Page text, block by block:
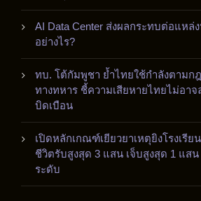
AI Data Center ส่งผลกระทบต่อแหล่
อย่างไร?
ทบ. โต้กัมพูชา ย้ำไทยใช้กำลังตามก
ทางทหาร ชี้ความเสียหายไทยไม่อา
บิดเบือน
เปิดหลักเกณฑ์เยียวยาเหตุยิงโรงเรีย
ชีวิตรับสูงสุด 3 แสน เจ็บสูงสุด 1 แสน
ระดับ